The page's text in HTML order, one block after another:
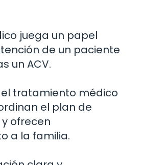
juega un papel
de un paciente
un ACV.
tratamiento médico
el plan de
ofrecen
a la familia.